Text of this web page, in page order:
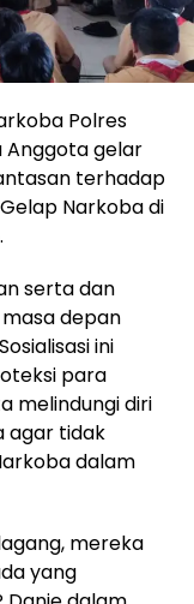
Polres
Anggota gelar
terhadap
Narkoba di
serta dan
depan
ini
para
melindungi diri
agar tidak
dalam
mereka
yang